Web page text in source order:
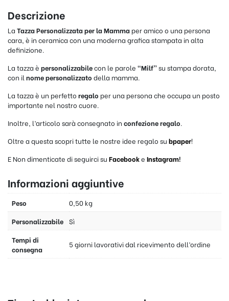
Descrizione
La Tazza Personalizzata per la Mamma per amico o una persona
cara, è in ceramica con una moderna grafica stampata in alta
definizione.
La tazza è personalizzabilecon le parole “Milf”su stampa dorata,
con il nome personalizzato della mamma.
La tazza è un perfetto regalo per una persona che occupa un posto
importante nel nostro cuore.
Inoltre, l’articolo sarà consegnato in confezione regalo.
Oltre a questa scopri tutte le nostre idee regalo su bpaper!
E Non dimenticate di seguirci su Facebooke Instagram!
Informazioni aggiuntive
Peso
0,50 kg
Personalizzabile Sì
Tempi di
consegna
5 giorni lavorativi dal ricevimento dell’ordine